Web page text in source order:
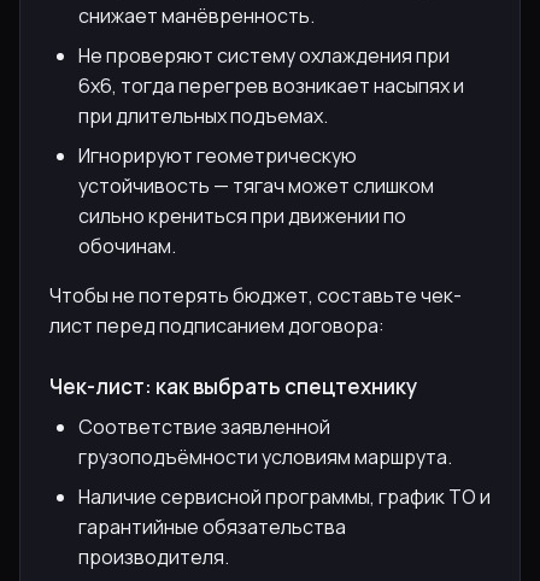
снижает манёвренность.
Не проверяют систему охлаждения при
6х6, тогда перегрев возникает насыпях и
при длительных подъемах.
Игнорируют геометрическую
устойчивость — тягач может слишком
сильно крениться при движении по
обочинам.
Чтобы не потерять бюджет, составьте чек-
лист перед подписанием договора:
Чек-лист: как выбрать спецтехнику
Соответствие заявленной
грузоподъёмности условиям маршрута.
Наличие сервисной программы, график ТО и
гарантийные обязательства
производителя.